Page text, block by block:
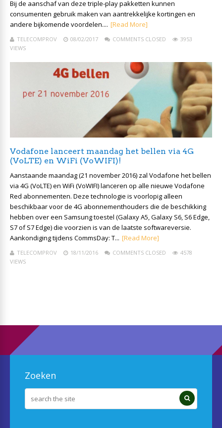
Bij de aanschaf van deze triple-play pakketten kunnen
consumenten gebruik maken van aantrekkelijke kortingen en
andere bijkomende voordelen.... [Read More]
TELECOMPROV 08/02/2017 COMMENTS CLOSED
3953
VIEWS
Vodafone lanceert maandag het bellen via 4G
(VoLTE) en WiFi (VoWIFI)!
Aanstaande maandag (21 november 2016) zal Vodafone het bellen
via 4G (VoLTE) en WiFi (VoWIFI) lanceren op alle nieuwe Vodafone
Red abonnementen. Deze technologie is voorlopig alleen
beschikbaar voor de 4G abonnementhouders die de beschikking
hebben over een Samsung toestel (Galaxy A5, Galaxy S6, S6 Edge,
S7 of S7 Edge) die voorzien is van de laatste softwareversie.
Aankondiging tijdens CommsDay: T... [Read More]
TELECOMPROV 18/11/2016 COMMENTS CLOSED
4578
VIEWS
Zoeken